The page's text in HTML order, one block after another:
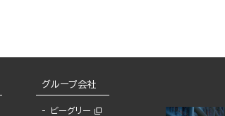
グループ会社
ビーグリー